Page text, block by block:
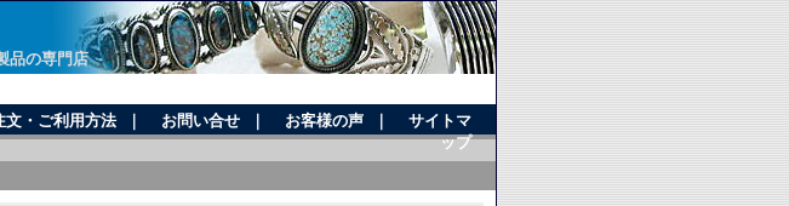
製品の専門店
文・ご利用方法｜ お問い合せ お客様の声
サイトマ
ップ